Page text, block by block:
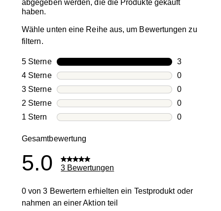
abgegeben werden, die die Produkte gekauft
haben.
Wähle unten eine Reihe aus, um Bewertungen zu
filtern.
5 SterneSterne
3
3
4 SterneSterne
0
0
3 SterneSterne
0
0
2 SterneSterne
0
0
1 Stern Sterne
0
Gesamtbewertung
5.0 3 Bewertungen
0 von 3 Bewertern erhielten ein Testprodukt oder
nahmen an einer Aktion teil